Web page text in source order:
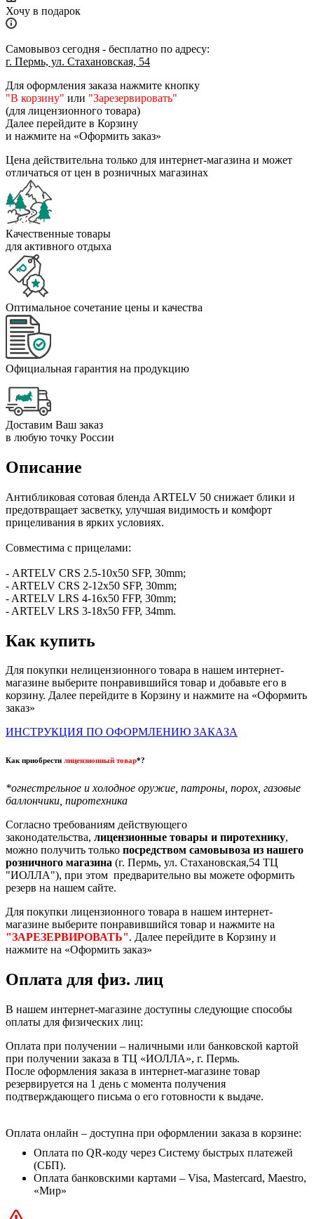
Хочу в подарок
Самовывоз сегодня - бесплатно по адресу:
г. Пермь, ул. Стахановская, 54
Для оформления заказа нажмите кнопку
"В корзину" или "Зарезервировать"
(для лицензионного товара)
Далее перейдите в Корзину
и нажмите на «Оформить заказ»
Цена действительна только для интернет-магазина и может
отличаться от цен в розничных магазинах
Качественные товары
для активного отдыха
Оптимальное сочетание цены и качества
Официальная гарантия на продукцию
Доставим Ваш заказ
в любую точку России
Описание
Антибликовая сотовая бленда ARTELV 50 снижает блики и
предотвращает засветку, улучшая видимость и комфорт
прицеливания в ярких условиях.
Совместима с прицелами:
- ARTELV CRS 2.5-10x50 SFP, 30mm;
- ARTELV CRS 2-12x50 SFP, 30mm;
- ARTELV LRS 4-16x50 FFP, 30mm;
- ARTELV LRS 3-18x50 FFP, 34mm.
Как купить
Для покупки нелицензионного товара в нашем интернет-
магазине выберите понравившийся товар и добавьте его в
корзину. Далее перейдите в Корзину и нажмите на «Оформить
заказ»
ИНСТРУКЦИЯ ПО ОФОРМЛЕНИЮ ЗАКАЗА
Как приобрести лицензионный товар*?
*огнестрельное и холодное оружие, патроны, порох, газовые
баллончики, пиротехника
Согласно требованиям действующего
законодательства, лицензионные товары и пиротехнику,
можно получить только посредством самовывоза из нашего
розничного магазина (г. Пермь, ул. Стахановская,54 ТЦ
"ИОЛЛА"), при этом предварительно вы можете оформить
резерв на нашем сайте.
Для покупки лицензионного товара в нашем интернет-
магазине выберите понравившийся товар и нажмите на
"ЗАРЕЗЕРВИРОВАТЬ". Далее перейдите в Корзину и
нажмите на «Оформить заказ»
Оплата для физ. лиц
В нашем интернет-магазине доступны следующие способы
оплаты для физических лиц:
Оплата при получении – наличными или банковской картой
при получении заказа в ТЦ «ИОЛЛА», г. Пермь.
После оформления заказа в интернет-магазине товар
резервируется на 1 день с момента получения
подтверждающего письма о его готовности к выдаче.
Оплата онлайн – доступна при оформлении заказа в корзине:
Оплата по QR-коду через Систему быстрых платежей
(СБП).
Оплата банковскими картами – Visa, Mastercard, Maestro,
«Мир»